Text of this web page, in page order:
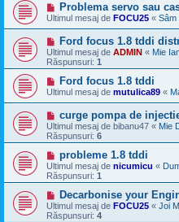
Problema servo sau
Ultimul mesaj de FOCU25 « Sâm
Ford focus 1.8 tddi
Ultimul mesaj de ADMIN « Mie
Răspunsuri: 1
Ford focus 1.8 tddi
Ultimul mesaj de mutulica89 «
curge pompa de
Ultimul mesaj de bibanu47 « Mie
Răspunsuri: 6
probleme 1.8 tddi
Ultimul mesaj de nicumicu «
Răspunsuri: 1
Decarbonise your
Ultimul mesaj de FOCU25 « Joi
Răspunsuri: 4